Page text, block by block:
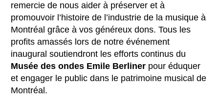
remercie de nous aider à préserver et à
promouvoir l’histoire de l’industrie de la musique à
Montréal grâce à vos généreux dons. Tous les
profits amassés lors de notre événement
inaugural soutiendront les efforts continus du
Musée des ondes Emile Berliner pour éduquer
et engager le public dans le patrimoine musical de
Montréal.